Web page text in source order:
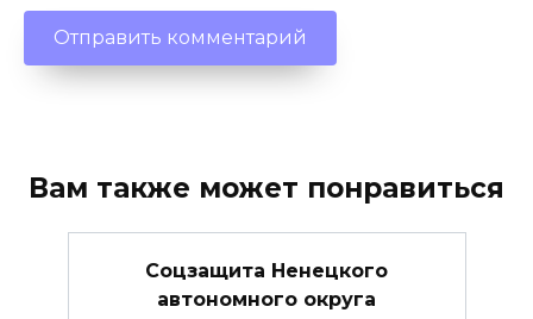
Вам также может понравиться
Соцзащита Ненецкого
автономного округа